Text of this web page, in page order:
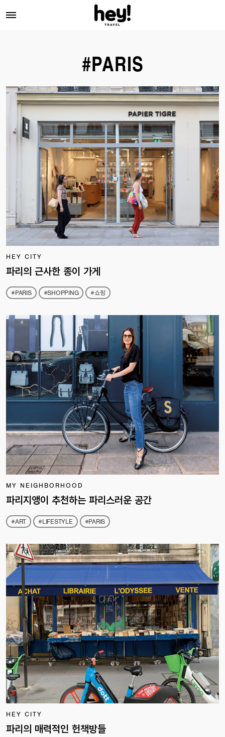
#PARIS
HEY CITY
파리의 근사한 종이 가게
#PARIS #SHOPPING #쇼핑
MY NEIGHBORHOOD
파리지앵이 추천하는 파리스러운 공간
#ART #LIFESTYLE #PARIS
HEY CITY
파리의 매력적인 헌책방들